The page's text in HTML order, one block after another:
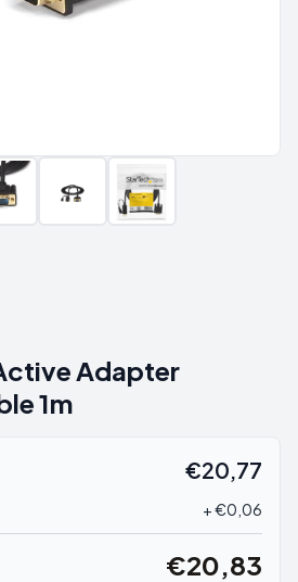
Adapter
1m
€20,77
+ €0,06
€20,83